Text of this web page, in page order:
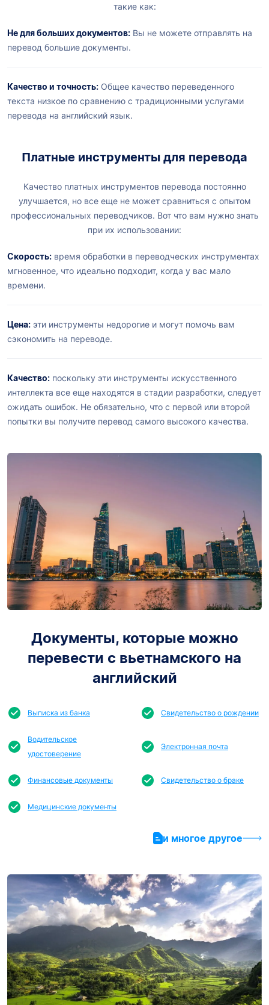
такие как:
Не для больших документов: Вы не можете отправлять на
перевод большие документы.
Качество и точность: Общее качество переведенного
текста низкое по сравнению с традиционными услугами
перевода на английский язык.
Платные инструменты для перевода
Качество платных инструментов перевода постоянно
улучшается, но все еще не может сравниться с опытом
профессиональных переводчиков. Вот что вам нужно знать
при их использовании:
Скорость: время обработки в переводческих инструментах
мгновенное, что идеально подходит, когда у вас мало
времени.
Цена: эти инструменты недорогие и могут помочь вам
сэкономить на переводе.
Качество: поскольку эти инструменты искусственного
интеллекта все еще находятся в стадии разработки, следует
ожидать ошибок. Не обязательно, что с первой или второй
попытки вы получите перевод самого высокого качества.
Документы, которые можно
перевести с вьетнамского на
английский
Выписка из банка Свидетельство о рождении
Водительское
удостоверение
Электронная почта
Финансовые документы Свидетельство о браке
Медицинские документы
и многое другое